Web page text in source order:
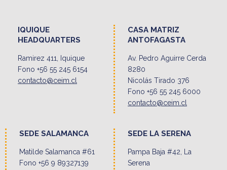
IQUIQUE
HEADQUARTERS
Ramirez 411, Iquique
Fono +56 55 245 6154
contacto@ceim.cl
CASA MATRIZ
ANTOFAGASTA
Av. Pedro Aguirre Cerda
8280
Nicolás Tirado 376
Fono +56 55 245 6000
contacto@ceim.cl
SEDE SALAMANCA
Matilde Salamanca #61
Fono +56 9 89327139
SEDE LA SERENA
Pampa Baja #42, La
Serena